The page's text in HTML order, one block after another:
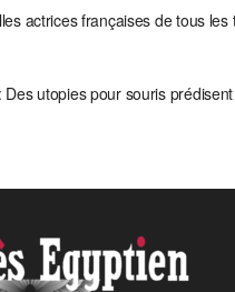
actrices françaises de tous les
Des utopies pour souris